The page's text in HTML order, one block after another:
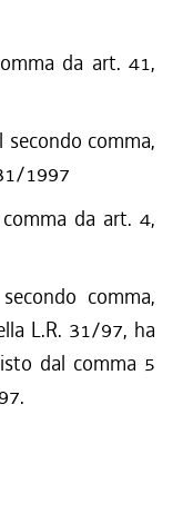
da art. 41,
comma,
1997
da art. 4,
comma,
L.R. 31/97, ha
dal comma 5